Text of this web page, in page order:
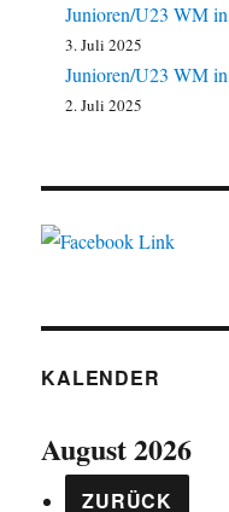
Junioren/U23 WM
3. Juli 2025
Junioren/U23 WM
2. Juli 2025
KALENDER
August 2026
ZURÜCK